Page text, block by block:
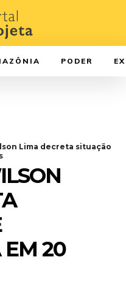
PODER
Lima decreta situação
EM 20